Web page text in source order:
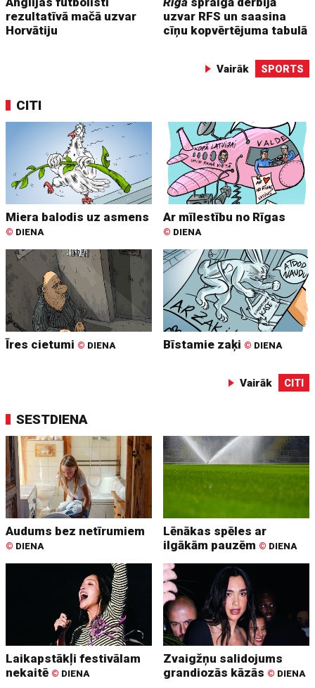
rezultatīvā mačā uzvar
Horvātiju
uzvar RFS un saasina
cīņu kopvērtējuma tabulā
Vairāk SPORTS
CITI
Miera balodis uz asmens
© DIENA
Ar mīlestību no Rīgas
© DIENA
Īres cietumi © DIENA Bīstamie zaķi © DIENA
Vairāk CITI
SESTDIENA
Audums bez netīrumiem
© DIENA
Lēnākas spēles ar
ilgākām pauzēm © DIENA
Laikapstākļi festivālam
nekaitē © DIENA
Zvaigžņu salidojums
grandiozās kāzās © DIENA